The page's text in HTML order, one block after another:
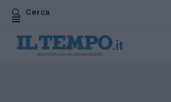
Cerca